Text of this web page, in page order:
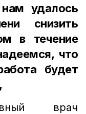
нам удалось
снизить
в течение
что
будет
врач